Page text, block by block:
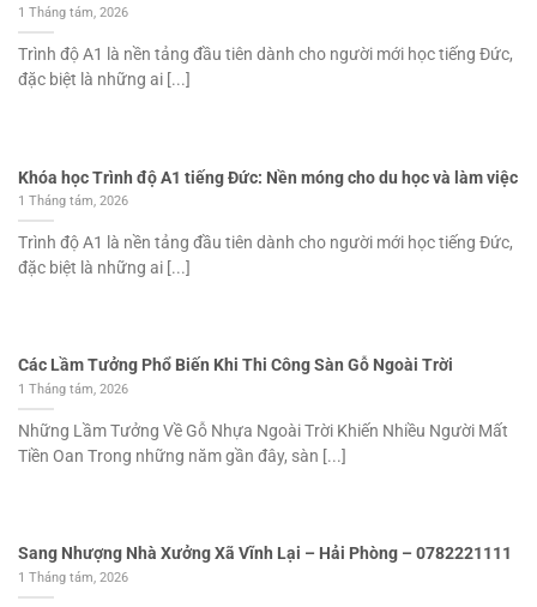
1 Tháng tám, 2026
Trình độ A1 là nền tảng đầu tiên dành cho người mới học tiếng Đức,
đặc biệt là những ai [...]
Khóa học Trình độ A1 tiếng Đức: Nền móng cho du học và làm việc
1 Tháng tám, 2026
Trình độ A1 là nền tảng đầu tiên dành cho người mới học tiếng Đức,
đặc biệt là những ai [...]
Các Lầm Tưởng Phổ Biến Khi Thi Công Sàn Gỗ Ngoài Trời
1 Tháng tám, 2026
Những Lầm Tưởng Về Gỗ Nhựa Ngoài Trời Khiến Nhiều Người Mất
Tiền Oan Trong những năm gần đây, sàn [...]
Sang Nhượng Nhà Xưởng Xã Vĩnh Lại – Hải Phòng – 0782221111
1 Tháng tám, 2026